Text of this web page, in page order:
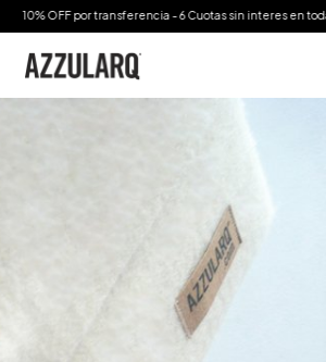
10% OFF por transferencia - 6 Cuotas sin interes en toda